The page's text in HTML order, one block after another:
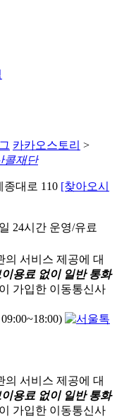
카카오스토리 >
콜재단
종대로 110 [찾아오시
24시간 운영/유료
의 서비스 제공에 대
용료 없이 일반 통화
가입한 이동통신사
의 서비스 제공에 대
용료 없이 일반 통화
가입한 이동통신사